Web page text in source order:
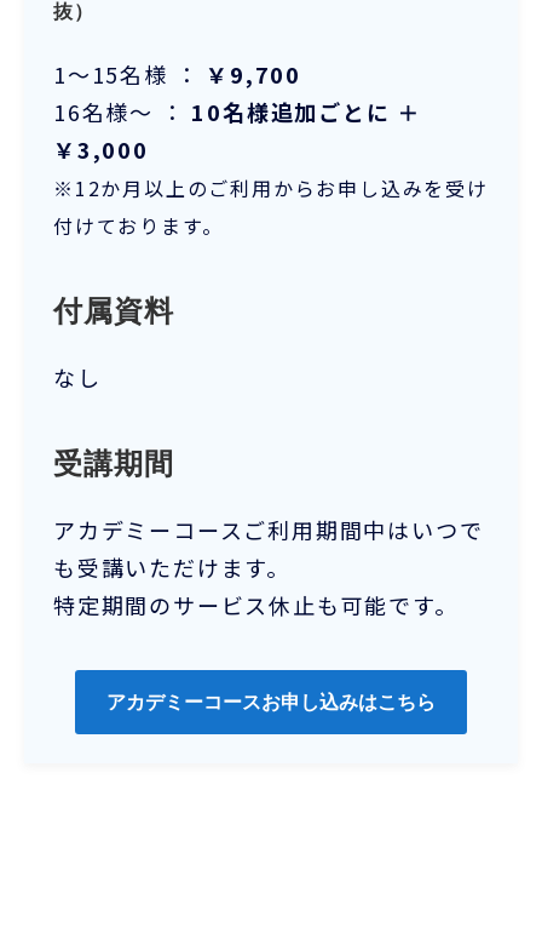
抜）
1～15名様 ：
￥9,700
16名様～ ： 10名様追加ごとに ＋
￥3,000
※12か月以上のご利用からお申し込みを受け
付けております。
付属資料
なし
受講期間
アカデミーコースご利用期間中はいつで
も受講いただけます。
特定期間のサービス休止も可能です。
アカデミーコースお申し込みはこちら